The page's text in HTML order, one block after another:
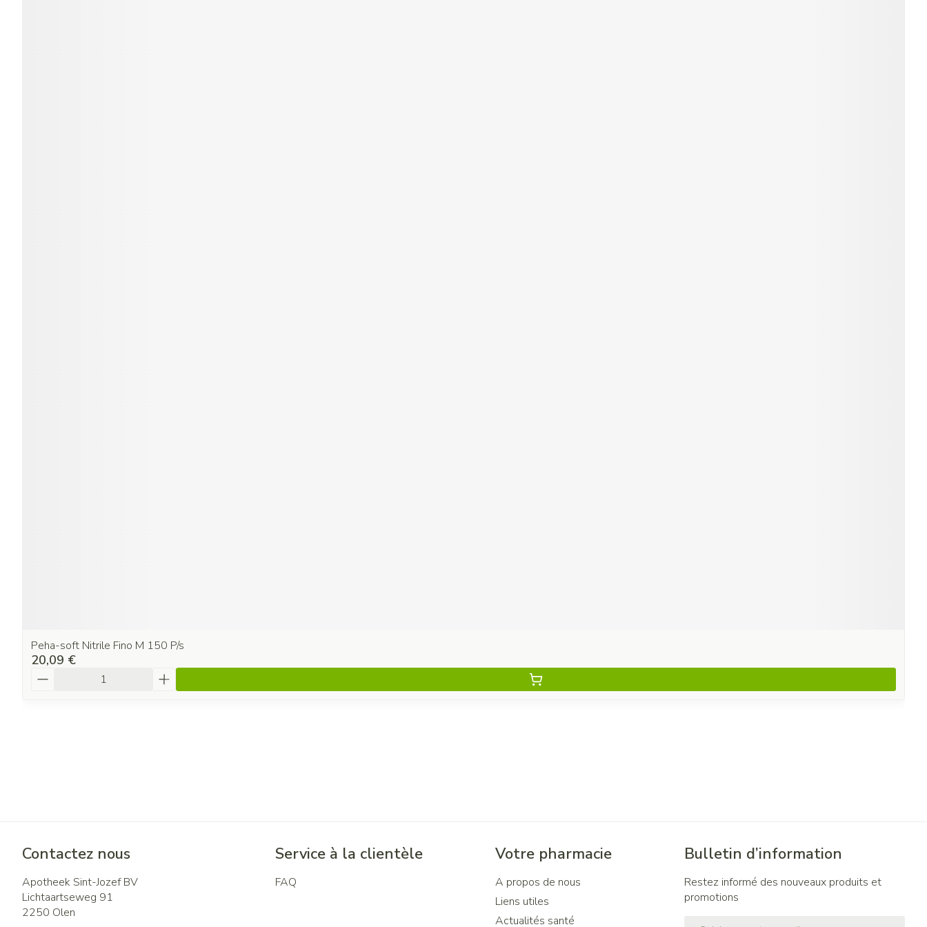
Peha-soft Nitrile Fino M 150 P/s
20,09 €
Contactez nous
Apotheek Sint-Jozef BV
Lichtaartseweg 91
2250 Olen
Service à la clientèle
FAQ
Votre pharmacie
A propos de nous
Liens utiles
Actualités santé
Bulletin d’information
Restez informé des nouveaux produits et
promotions